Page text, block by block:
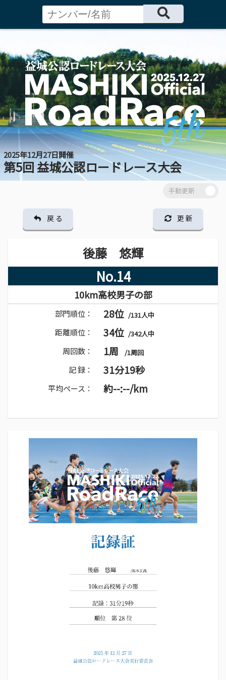
2025年12月27日開催
第5回 益城公認ロードレース大会
戻 る 更 新
後藤 悠輝
No.14
10km高校男子の部
部門順位： 28位 /131人中
距離順位： 34位 /342人中
周回数： 1周 /1周回
記 録： 31分19秒
平均ペース： 約--:--/km